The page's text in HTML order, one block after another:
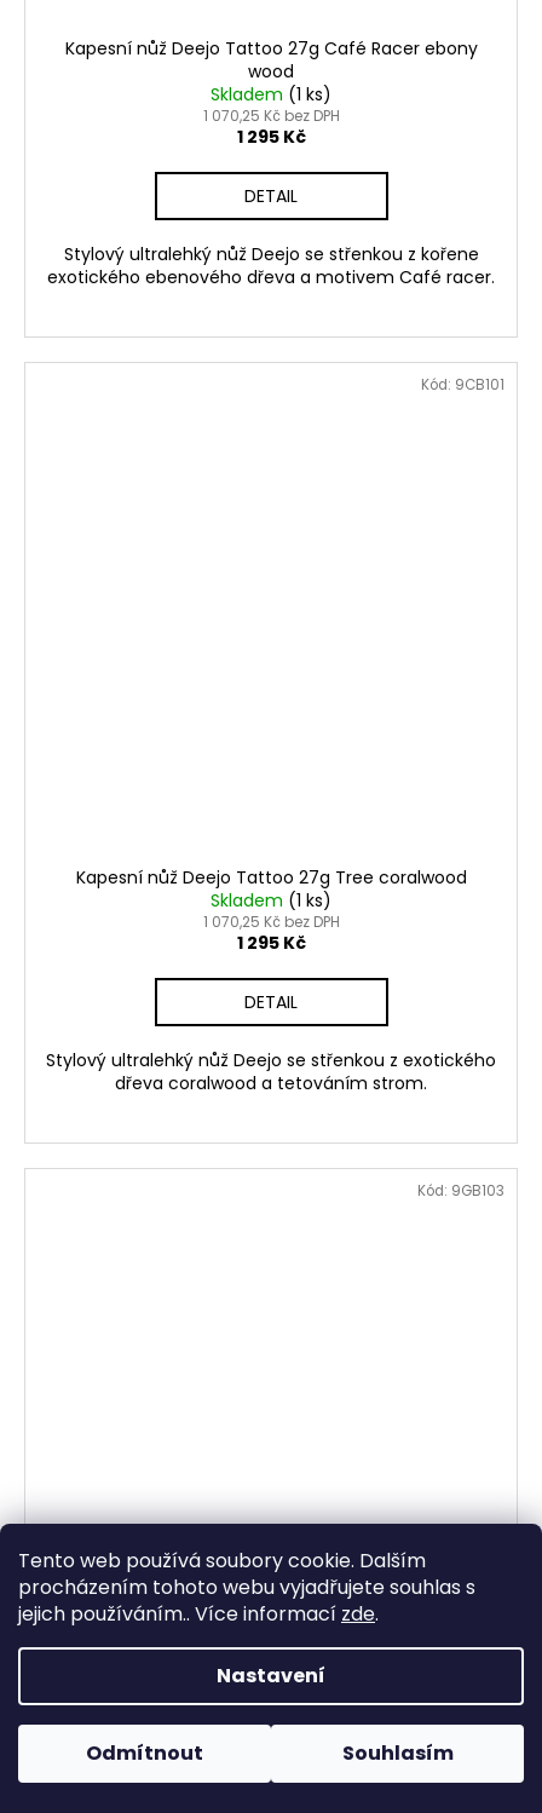
Tento web používá soubory cookie. Dalším
procházením tohoto webu vyjadřujete souhlas s
jejich používáním.. Více informací zde.
Nastavení
Odmítnout Souhlasím
Kapesní nůž Deejo Tattoo 27g Café Racer ebony
wood
Skladem (1 ks)
1 070,25 Kč bez DPH
1 295 Kč
DETAIL
Stylový ultralehký nůž Deejo se střenkou z kořene
exotického ebenového dřeva a motivem Café racer.
Kapesní nůž Deejo Tattoo 27g Tree coralwood
Skladem (1 ks)
1 070,25 Kč bez DPH
1 295 Kč
DETAIL
Stylový ultralehký nůž Deejo se střenkou z exotického
dřeva coralwood a tetováním strom.
Kód: 9CB101
Kapesní nůž Deejo black Tattoo 27g Trout olive wood
Skladem(3 ks)
1 070,25 Kč bez DPH
Kód: 9GB103